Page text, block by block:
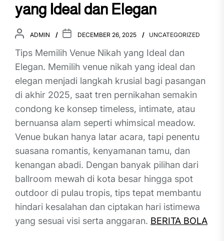
yang Ideal dan Elegan
ADMIN DECEMBER 26, 2025 UNCATEGORIZED
Tips Memilih Venue Nikah yang Ideal dan
Elegan. Memilih venue nikah yang ideal dan
elegan menjadi langkah krusial bagi pasangan
di akhir 2025, saat tren pernikahan semakin
condong ke konsep timeless, intimate, atau
bernuansa alam seperti whimsical meadow.
Venue bukan hanya latar acara, tapi penentu
suasana romantis, kenyamanan tamu, dan
kenangan abadi. Dengan banyak pilihan dari
ballroom mewah di kota besar hingga spot
outdoor di pulau tropis, tips tepat membantu
hindari kesalahan dan ciptakan hari istimewa
yang sesuai visi serta anggaran. BERITA BOLA